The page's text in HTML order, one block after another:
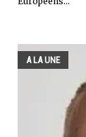
A LA UNE